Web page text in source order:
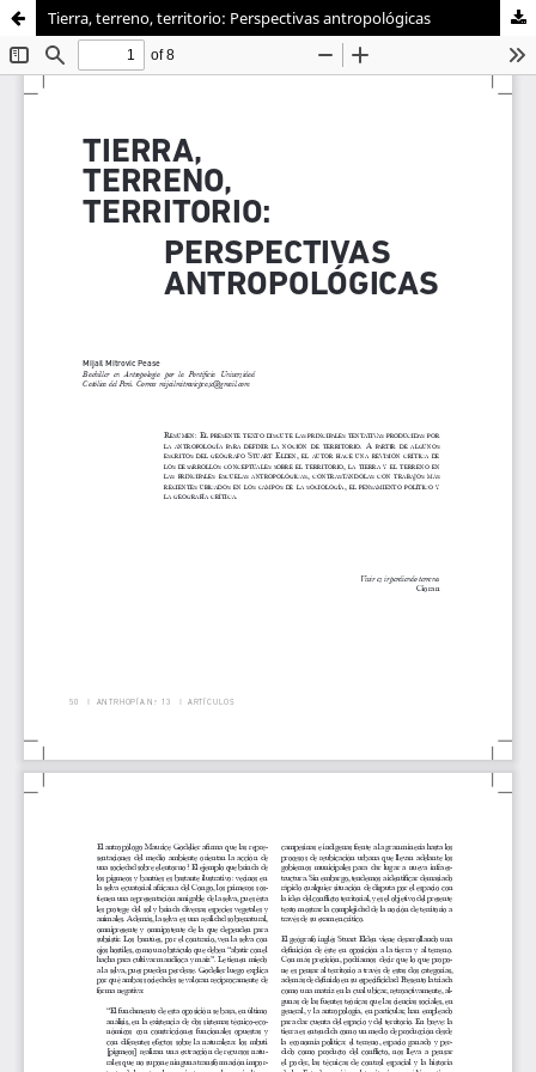
Sistema de
Bibliotecas
Facultad de
Ciencias Sociales
Tierra, terreno, territorio: Perspectivas antropológicas